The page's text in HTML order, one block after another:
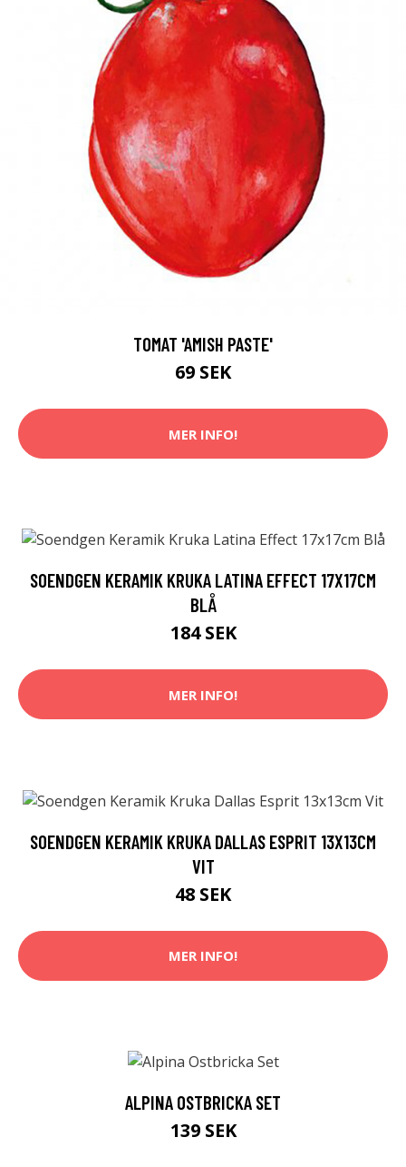
TOMAT 'AMISH PASTE'
69 SEK
MER INFO!
SOENDGEN KERAMIK KRUKA LATINA EFFECT 17X17CM
BLÅ
184 SEK
MER INFO!
SOENDGEN KERAMIK KRUKA DALLAS ESPRIT 13X13CM
VIT
48 SEK
MER INFO!
ALPINA OSTBRICKA SET
139 SEK